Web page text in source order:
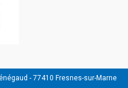
- 77410 Fresnes-sur-Marne